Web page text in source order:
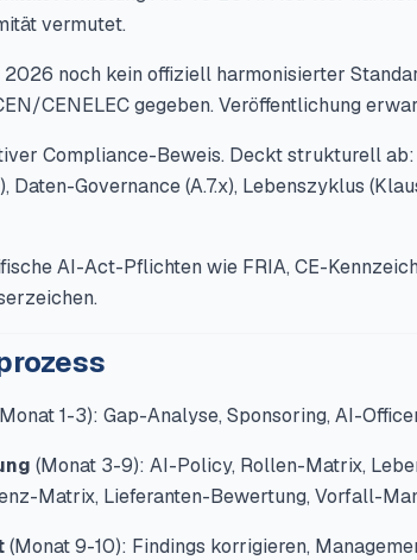
vermutet.
noch kein offiziell harmonisierter
CENELEC gegeben. Veröffentlichung
Compliance-Beweis. Deckt strukturell ab:
Daten-Governance (A.7.x), Lebenszyklus
AI-Act-Pflichten wie FRIA, CE-
1-3): Gap-Analyse, Sponsoring, AI-
(Monat 3-9): AI-Policy, Rollen-Matrix,
Matrix, Lieferanten-Bewertung, Vorfall-
(Monat 9-10): Findings korrigieren,